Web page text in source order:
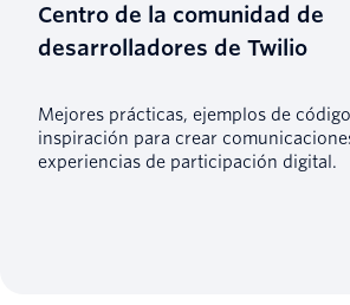
Centro de la comunidad de
desarrolladores de Twilio
Mejores prácticas, ejemplos de
inspiración para crear
experiencias de participación digital.